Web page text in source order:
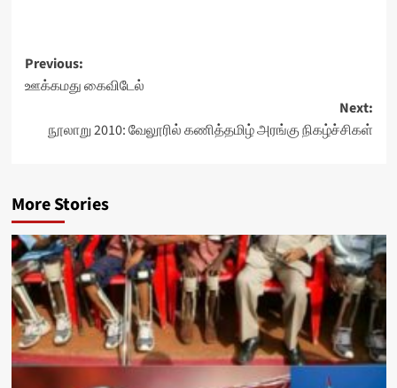
Post
navigation
Previous:
ஊக்கமது கைவிடேல்
Next:
நூலாறு 2010: வேலூரில் கணித்தமிழ் அரங்கு நிகழ்ச்சிகள்
More Stories